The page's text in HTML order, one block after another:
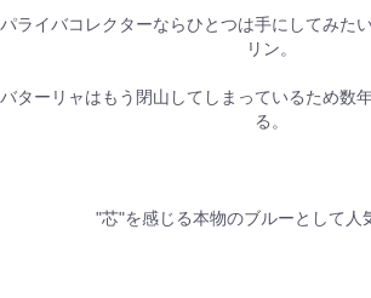
パライバコレクターならひとつは手にしてみた
リン。
バターリャはもう閉山してしまっているため数
る。
"芯"を感じる本物のブルーとして人